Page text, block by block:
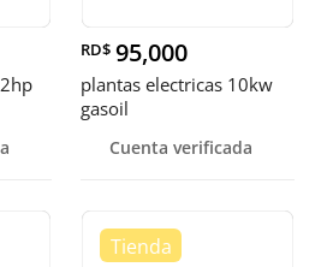
RD$ 95,000
plantas electricas 10kw
gasoil
Cuenta verificada